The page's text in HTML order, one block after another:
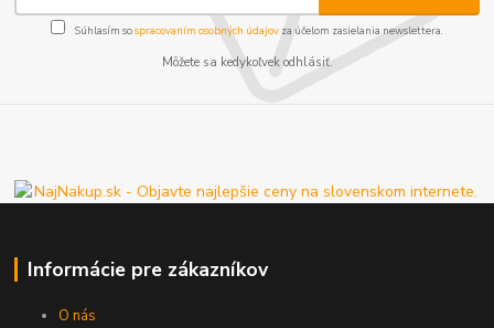
Súhlasím sospracovaním osobných údajov za účelom zasielania newslettera.
Môžete sa kedykoľvek odhlásiť.
Informácie pre zákazníkov
O nás